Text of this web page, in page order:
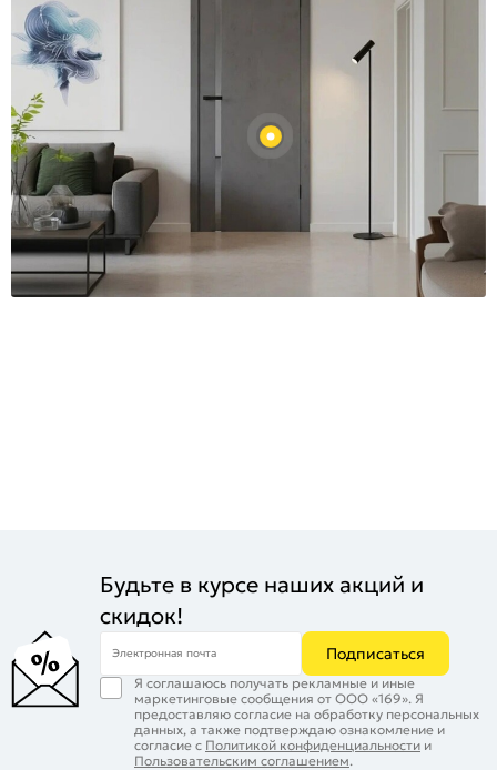
Будьте в курсе наших акций и
скидок!
Электронная почта Подписаться
Я соглашаюсь получать рекламные и иные
маркетинговые сообщения от ООО «169». Я
предоставляю согласие на обработку персональных
данных, а также подтверждаю ознакомление и
согласие с Политикой конфиденциальности и
Пользовательским соглашением.